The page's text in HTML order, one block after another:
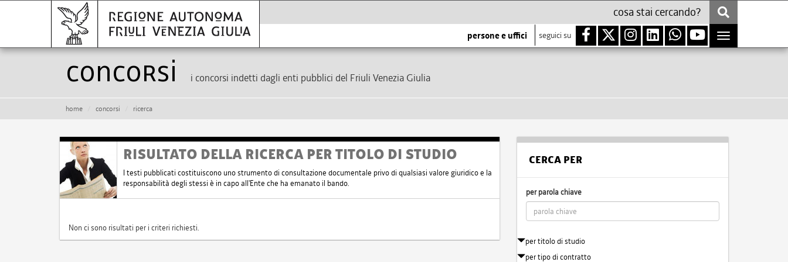
persone e uffici seguici su
Toggle
navigation
Concorsi i concorsi indetti dagli enti pubblici del Friuli Venezia Giulia
home concorsi ricerca
RISULTATO DELLA RICERCA PER TITOLO DI STUDIO
I testi pubblicati costituiscono uno strumento di consultazione documentale privo di qualsiasi valore giuridico e la
responsabilità degli stessi è in capo all'Ente che ha emanato il bando.
Non ci sono risultati per i criteri richiesti.
CERCA PER
per parola chiave
per titolo di studio
per tipo di contratto